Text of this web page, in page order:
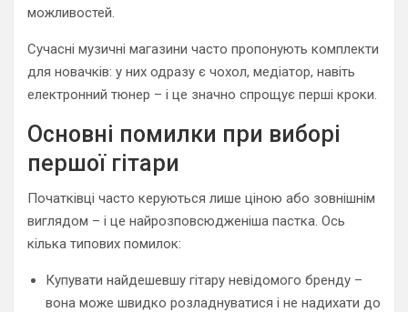
можливостей.
Сучасні музичні магазини часто пропонують комплекти
для новачків: у них одразу є чохол, медіатор, навіть
електронний тюнер – і це значно спрощує перші кроки.
Основні помилки при виборі
першої гітари
Початківці часто керуються лише ціною або зовнішнім
виглядом – і це найрозповсюдженіша пастка. Ось
кілька типових помилок:
Купувати найдешевшу гітару невідомого бренду –
вона може швидко розладнуватися і не надихати до